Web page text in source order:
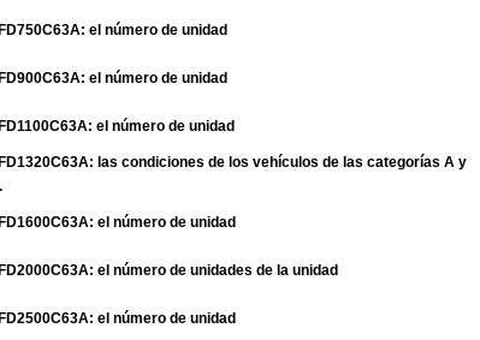
el número de unidad
el número de unidad
el número de unidad
las condiciones de los vehículos de las categorías A y
el número de unidad
el número de unidades de la unidad
el número de unidad